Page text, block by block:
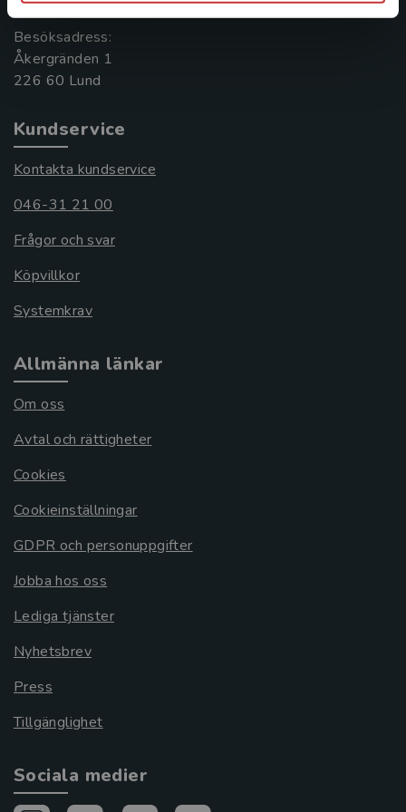
Besöksadress:
Åkergränden 1
Kundservice
Kontakta kundservice
046-31 21 00
Frågor och svar
Köpvillkor
Systemkrav
Allmänna länkar
Om oss
Avtal och rättigheter
Cookies
Cookieinställningar
GDPR och personuppgifter
Jobba hos oss
Lediga tjänster
Nyhetsbrev
Press
Tillgänglighet
Sociala medier